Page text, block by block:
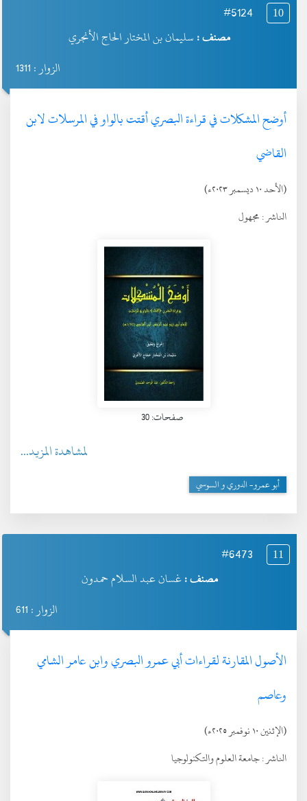
10
#5124
مصنف : سليمان بن المختار الحاج الأنجري
الزوار : 1311
أوضح المشكلات في قراءة البصري أقتت بالواو في المرسلات لابن
القاضي
(الأحد ١٠ ديسمبر ٢٠٢٣ء)
الناشر :مجهول
صفحات: 30
لمشاهدة المزيد...
أبو عمرو- الدوري و السوسي
11
#6473
مصنف :غسان عبد السلام حمدون
الزوار : 611
الأصول المقارنة لقراءات أبي عمرو البصري وابن عامر الشامي
وعاصم
(الإثنين ١٠ نوفمبر ٢٠٢٥ء)
الناشر :جامعة العلوم والتكنولوجيا